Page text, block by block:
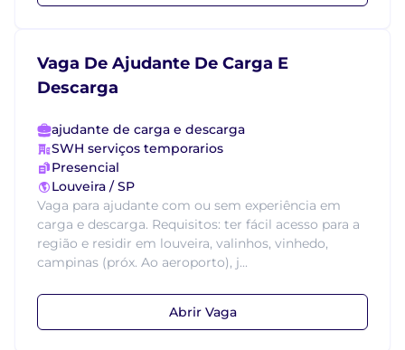
Vaga De Ajudante De Carga E
Descarga
ajudante de carga e descarga
SWH serviços temporarios
Presencial
Louveira / SP
Vaga para ajudante com ou sem experiência em
carga e descarga. Requisitos: ter fácil acesso para a
região e residir em louveira, valinhos, vinhedo,
campinas (próx. Ao aeroporto), j...
Abrir Vaga